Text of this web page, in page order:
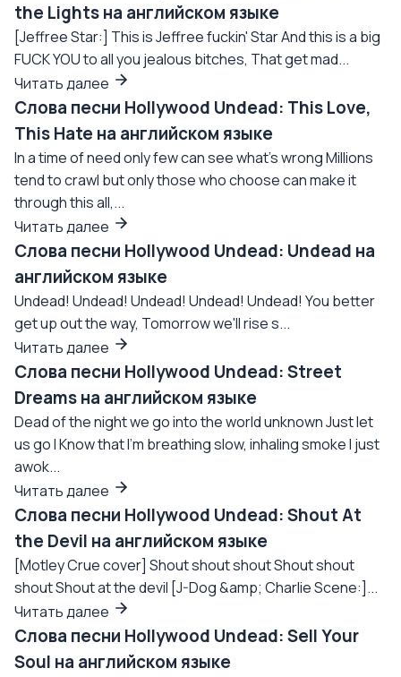
the Lights на английском языке
[Jeffree Star:] This is Jeffree fuckin' Star And this is a big
FUCK YOU to all you jealous bitches, That get mad...
Читать далее
Слова песни Hollywood Undead: This Love,
This Hate на английском языке
In a time of need only few can see what's wrong Millions
tend to crawl but only those who choose can make it
through this all,...
Читать далее
Слова песни Hollywood Undead: Undead на
английском языке
Undead! Undead! Undead! Undead! Undead! You better
get up out the way, Tomorrow we'll rise s...
Читать далее
Слова песни Hollywood Undead: Street
Dreams на английском языке
Dead of the night we go into the world unknown Just let
us go I Know that I'm breathing slow, inhaling smoke I just
awok...
Читать далее
Слова песни Hollywood Undead: Shout At
the Devil на английском языке
[Motley Crue cover] Shout shout shout Shout shout
shout Shout at the devil [J-Dog &amp; Charlie Scene:]...
Читать далее
Слова песни Hollywood Undead: Sell Your
Soul на английском языке